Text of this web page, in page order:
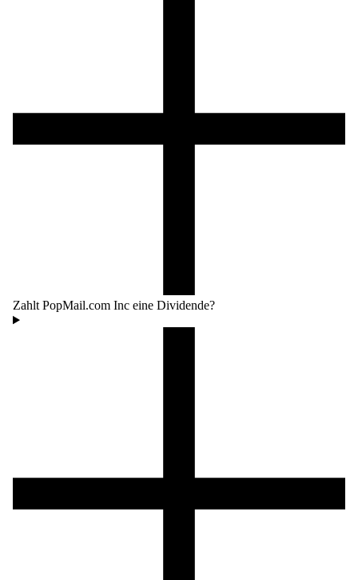
Zahlt PopMail.com Inc eine Dividende?